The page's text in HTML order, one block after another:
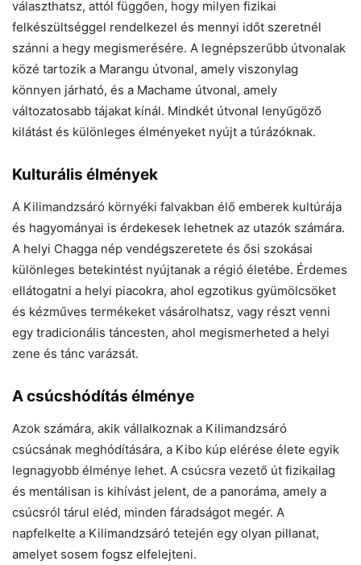
választhatsz, attól függően, hogy milyen fizikai
felkészültséggel rendelkezel és mennyi időt szeretnél
szánni a hegy megismerésére. A legnépszerűbb útvonalak
közé tartozik a Marangu útvonal, amely viszonylag
könnyen járható, és a Machame útvonal, amely
változatosabb tájakat kínál. Mindkét útvonal lenyűgöző
kilátást és különleges élményeket nyújt a túrázóknak.
Kulturális élmények
A Kilimandzsáró környéki falvakban élő emberek kultúrája
és hagyományai is érdekesek lehetnek az utazók számára.
A helyi Chagga nép vendégszeretete és ősi szokásai
különleges betekintést nyújtanak a régió életébe. Érdemes
ellátogatni a helyi piacokra, ahol egzotikus gyümölcsöket
és kézműves termékeket vásárolhatsz, vagy részt venni
egy tradicionális táncesten, ahol megismerheted a helyi
zene és tánc varázsát.
A csúcshódítás élménye
Azok számára, akik vállalkoznak a Kilimandzsáró
csúcsának meghódítására, a Kibo kúp elérése élete egyik
legnagyobb élménye lehet. A csúcsra vezető út fizikailag
és mentálisan is kihívást jelent, de a panoráma, amely a
csúcsról tárul eléd, minden fáradságot megér. A
napfelkelte a Kilimandzsáró tetején egy olyan pillanat,
amelyet sosem fogsz elfelejteni.